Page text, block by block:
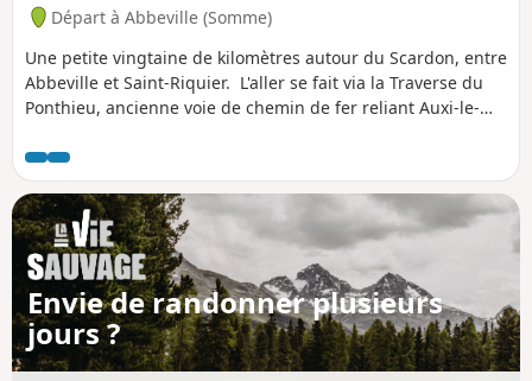
Départ à Abbeville (Somme)
Une petite vingtaine de kilomètres autour du Scardon, entre
Abbeville et Saint-Riquier. L'aller se fait via la Traverse du
Ponthieu, ancienne voie de chemin de fer reliant Auxi-le-
la vallée.
Envie de randonner plusieurs
jours ?